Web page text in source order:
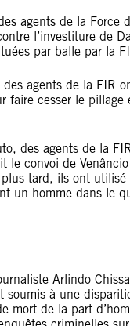
agents de la Force
l’investiture de
par balle par la
agents de la FIR
faire cesser le
des agents de la
le convoi de
tard, ils ont
un homme dans le
Arlindo
soumis à une
mort de la part